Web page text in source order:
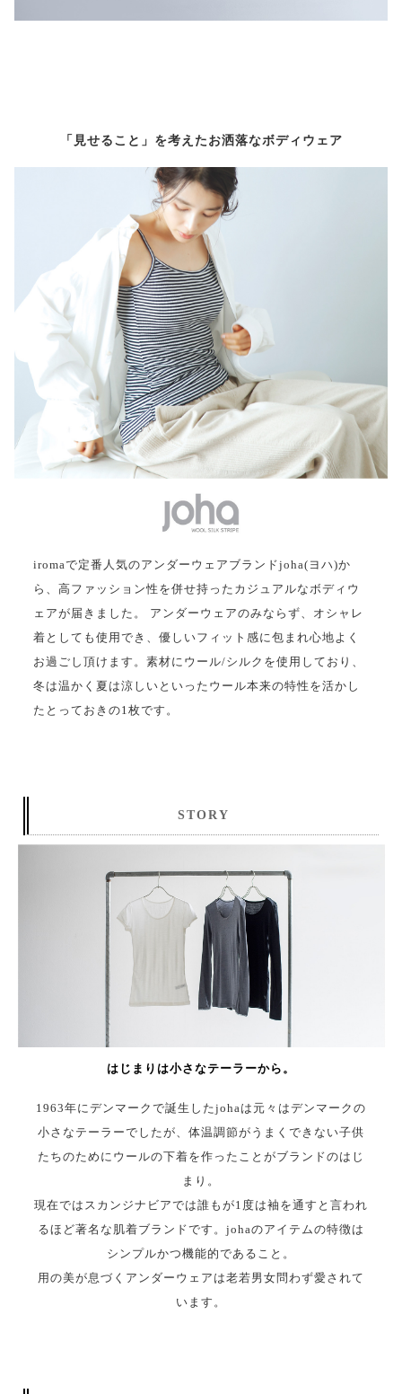
「見せること」を考えたお洒落なボディウェア
iromaで定番人気のアンダーウェアブランドjoha(ヨハ)か
ら、高ファッション性を併せ持ったカジュアルなボディウ
ェアが届きました。 アンダーウェアのみならず、オシャレ
着としても使用でき、優しいフィット感に包まれ心地よく
お過ごし頂けます。素材にウール/シルクを使用しており、
冬は温かく夏は涼しいといったウール本来の特性を活かし
たとっておきの1枚です。
STORY
はじまりは小さなテーラーから。
1963年にデンマークで誕生したjohaは元々はデンマークの
小さなテーラーでしたが、体温調節がうまくできない子供
たちのためにウールの下着を作ったことがブランドのはじ
まり。
現在ではスカンジナビアでは誰もが1度は袖を通すと言われ
るほど著名な肌着ブランドです。johaのアイテムの特徴は
シンプルかつ機能的であること。
用の美が息づくアンダーウェアは老若男女問わず愛されて
います。